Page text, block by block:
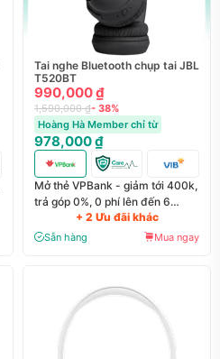
Tai nghe Bluetooth chụp tai JBL
T520BT
990,000 ₫
1,590,000 ₫- 38%
Hoàng Hà Member chỉ từ
978,000 ₫
Mở thẻ VPBank - giảm tới 400k,
trả góp 0%, 0 phí lên đến 6
+ 2 Ưu đãi khác
Sẵn hàng Mua ngay